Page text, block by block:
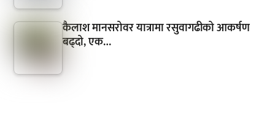
कैलाश मानसरोवर यात्रामा रसुवागढीको आकर्षण
बढ्दो, एक…